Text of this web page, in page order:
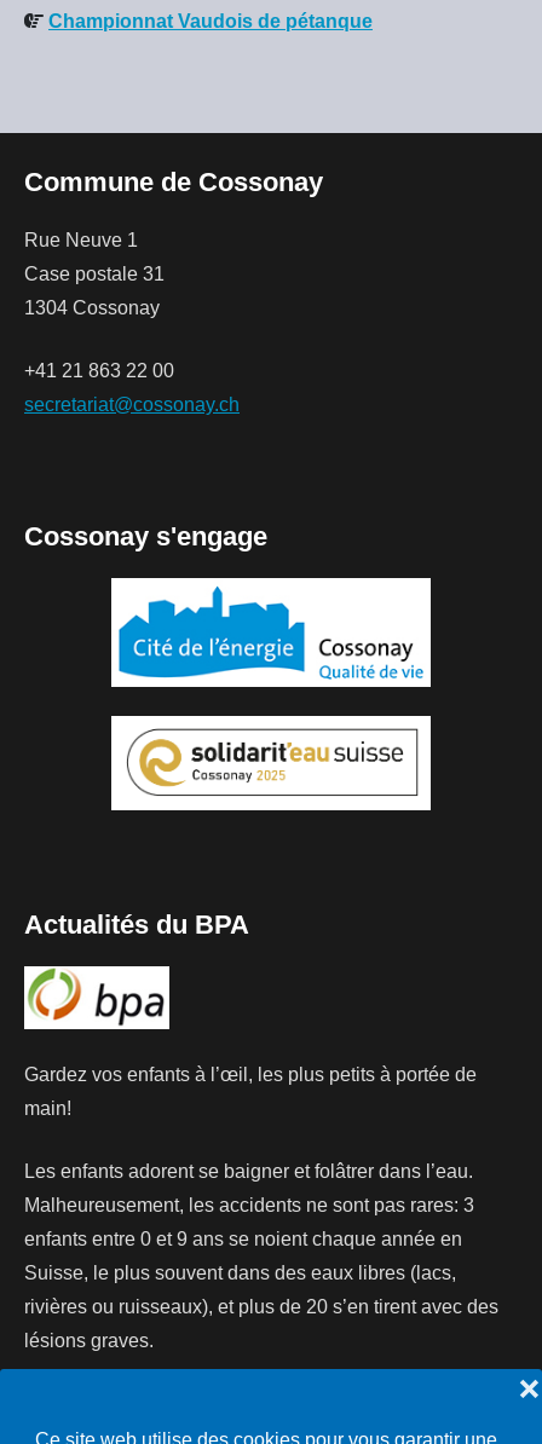
❌
Championnat Vaudois de pétanque
Commune de Cossonay
Rue Neuve 1
Case postale 31
1304 Cossonay
+41 21 863 22 00
secretariat@cossonay.ch
Cossonay s'engage
Actualités du BPA
Gardez vos enfants à l’œil, les plus petits à portée de
main!
Les enfants adorent se baigner et folâtrer dans l’eau.
Malheureusement, les accidents ne sont pas rares: 3
enfants entre 0 et 9 ans se noient chaque année en
Suisse, le plus souvent dans des eaux libres (lacs,
rivières ou ruisseaux), et plus de 20 s’en tirent avec des
lésions graves.